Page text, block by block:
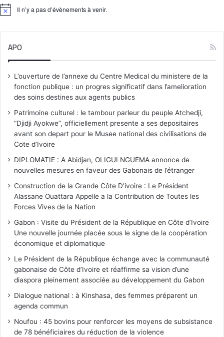
N
Il n’y a pas d’évènements à venir.
APO
L’ouverture de l’annexe du Centre Medical du ministere de la
fonction publique : un progres significatif dans l’amelioration
des soins destines aux agents publics
Patrimoine culturel : le tambour parleur du peuple Atchedji,
“Djidji Ayokwe”, officiellement presente a ses depositaires
avant son depart pour le Musee national des civilisations de
Cote d’Ivoire
DIPLOMATIE : A Abidjan, OLIGUI NGUEMA annonce de
nouvelles mesures en faveur des Gabonais de l’étranger
Construction de la Grande Côte D'ivoire : Le Président
Alassane Ouattara Appelle a la Contribution de Toutes les
Forces Vives de la Nation
Gabon : Visite du Président de la République en Côte d’Ivoire
Une nouvelle journée placée sous le signe de la coopération
économique et diplomatique
Le Président de la République échange avec la communauté
gabonaise de Côte d’Ivoire et réaffirme sa vision d’une
diaspora pleinement associée au développement du Gabon
Dialogue national : à Kinshasa, des femmes préparent un
agenda commun
Noufou : 45 bovins pour renforcer les moyens de subsistance
de 78 bénéficiaires du réduction de la violence